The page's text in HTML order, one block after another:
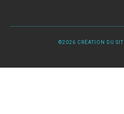
©2026 CRÉATION DU